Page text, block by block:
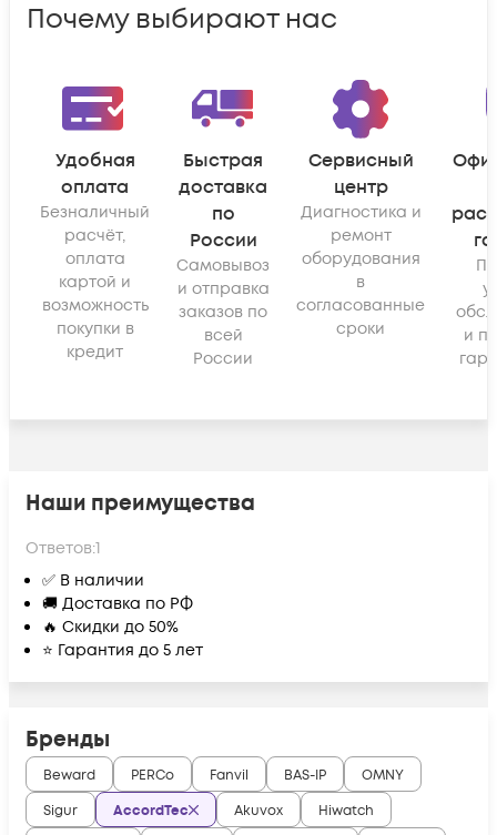
Почему выбирают нас
Удобная
оплата
Безналичный
расчёт,
оплата
картой и
возможность
покупки в
кредит
Быстрая
доставка
по
России
Самовывоз
и отправка
заказов по
всей
России
Сервисный
центр
Диагностика и
ремонт
оборудования
в
согласованные
сроки
и
Наши преимущества
Ответов:1
✅ В наличии
🚚 Доставка по РФ
🔥 Скидки до 50%
⭐ Гарантия до 5 лет
Бренды
Beward PERCo Fanvil BAS-IP
OMNY
Sigur
AccordTec Akuvox
Hiwatch